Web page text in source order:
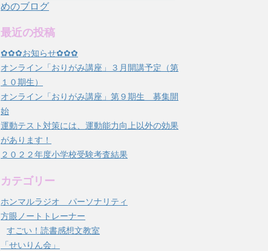
めのブログ
最近の投稿
✿✿✿お知らせ✿✿✿
オンライン「おりがみ講座」３月開講予定（第
１０期生）
オンライン「おりがみ講座」第９期生 募集開
始
運動テスト対策には、運動能力向上以外の効果
があります！
２０２２年度小学校受験考査結果
カテゴリー
ホンマルラジオ パーソナリティ
方眼ノートトレーナー
すごい！読書感想文教室
「せいりん会」